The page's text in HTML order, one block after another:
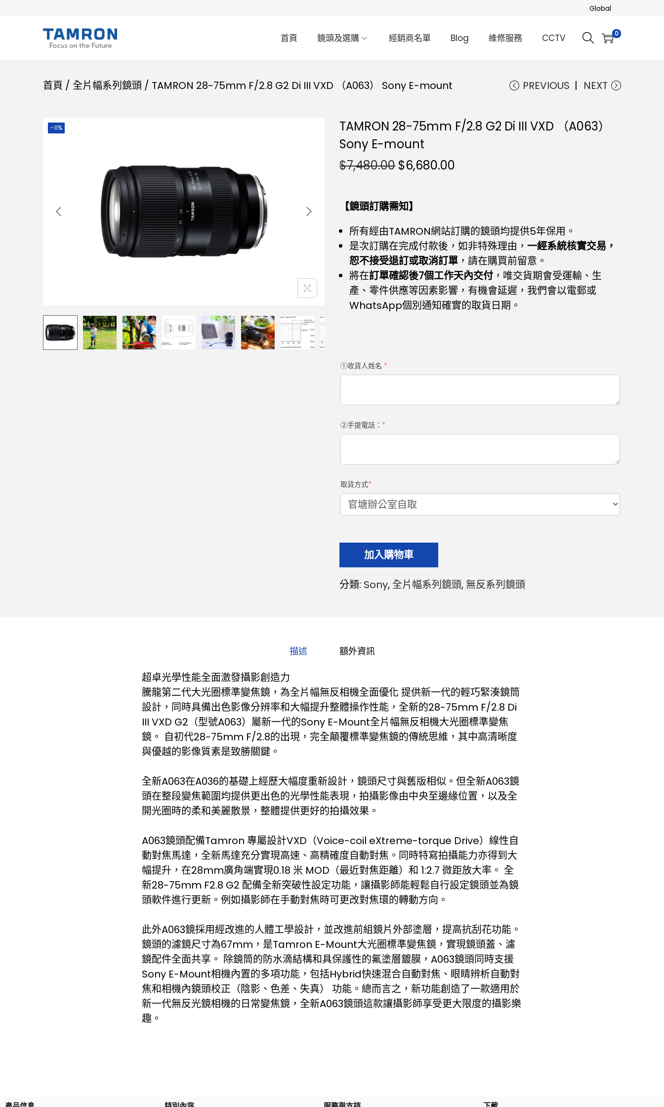
Global
首頁 鏡頭及選購 經銷商名單 Blog 維修服務 CCTV 0
首頁 / 全片幅系列鏡頭 / TAMRON 28-75mm F/2.8 G2 Di III VXD （A063） Sony E-mount PREVIOUS NEXT
-11%
TAMRON 28-75mm F/2.8 G2 Di III VXD （A063）
Sony E-mount
$7,480.00 $6,680.00
【鏡頭訂購需知】
所有經由TAMRON網站訂購的鏡頭均提供5年保用。
是次訂購在完成付款後，如非特殊理由， 一經系統核實交易，
恕不接受退訂或取消訂單 ，請在購買前留意。
將在訂單確認後7個工作天內交付 ，唯交貨期會受運輸、生
產、零件供應等因素影響，有機會延遲，我們會以電郵或
WhatsApp個別通知確實的取貨日期。
①收貨人姓名 *
②手提電話： *
取貨方式*
加入購物車
分類: Sony, 全片幅系列鏡頭, 無反系列鏡頭
描述 額外資訊
超卓光學性能全面激發攝影創造力
騰龍第二代大光圈標準變焦鏡，為全片幅無反相機全面優化 提供新一代的輕巧緊湊鏡筒
設計，同時具備出色影像分辨率和大幅提升整體操作性能，全新的28-75mm F/2.8 Di
III VXD G2（型號A063）屬新一代的Sony E-Mount全片幅無反相機大光圈標準變焦
鏡。 自初代28-75mm F/2.8的出現，完全顛覆標準變焦鏡的傳統思維，其中高清晰度
與優越的影像質素是致勝關鍵。
全新A063在A036的基礎上經歷大幅度重新設計，鏡頭尺寸與舊版相似。但全新A063鏡
頭在整段變焦範圍均提供更出色的光學性能表現，拍攝影像由中央至邊緣位置，以及全
開光圈時的柔和美麗散景，整體提供更好的拍攝效果。
A063鏡頭配備Tamron 專屬設計VXD（Voice-coil eXtreme-torque Drive）線性自
動對焦馬達，全新馬達充分實現高速、高精確度自動對焦。同時特寫拍攝能力亦得到大
幅提升，在28mm廣角端實現0.18 米 MOD（最近對焦距離）和 1:2.7 微距放大率。 全
新28-75mm F2.8 G2 配備全新突破性設定功能，讓攝影師能輕鬆自行設定鏡頭並為鏡
頭軟件進行更新。例如攝影師在手動對焦時可更改對焦環的轉動方向。
此外A063鏡採用經改進的人體工學設計，並改進前組鏡片外部塗層，提高抗刮花功能。
鏡頭的濾鏡尺寸為67mm，是Tamron E-Mount大光圈標準變焦鏡，實現鏡頭蓋、濾
鏡配件全面共享。 除鏡筒的防水滴結構和具保護性的氟塗層鍍膜，A063鏡頭同時支援
Sony E-Mount相機內置的多項功能，包括Hybrid快速混合自動對焦、眼睛辨析自動對
焦和相機內鏡頭校正（陰影、色差、失真） 功能。總而言之，新功能創造了一款適用於
新一代無反光鏡相機的日常變焦鏡，全新A063鏡頭這款讓攝影師享受更大限度的攝影樂
趣。